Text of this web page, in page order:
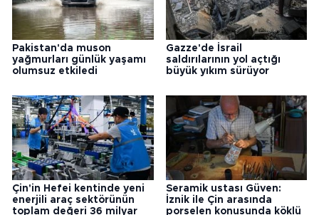
Pakistan'da muson
yağmurları günlük yaşamı
olumsuz etkiledi
Gazze'de İsrail
saldırılarının yol açtığı
büyük yıkım sürüyor
Çin'in Hefei kentinde yeni
enerjili araç sektörünün
toplam değeri 36 milyar
Seramik ustası Güven:
İznik ile Çin arasında
porselen konusunda köklü